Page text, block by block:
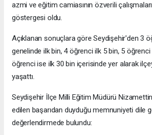
azmi ve eğitim camiasının özverili
göstergesi oldu.
Açıklanan sonuçlara göre Seydişehir'den 3
genelinde ilk bin, 4 öğrenci ilk 5 bin, 5
öğrenci ise ilk 30 bin içerisinde yer alarak
yaşattı.
Seydişehir İlçe Milli Eğitim Müdürü
edilen başarıdan duyduğu memnuniyeti dile
değerlendirmede bulundu: